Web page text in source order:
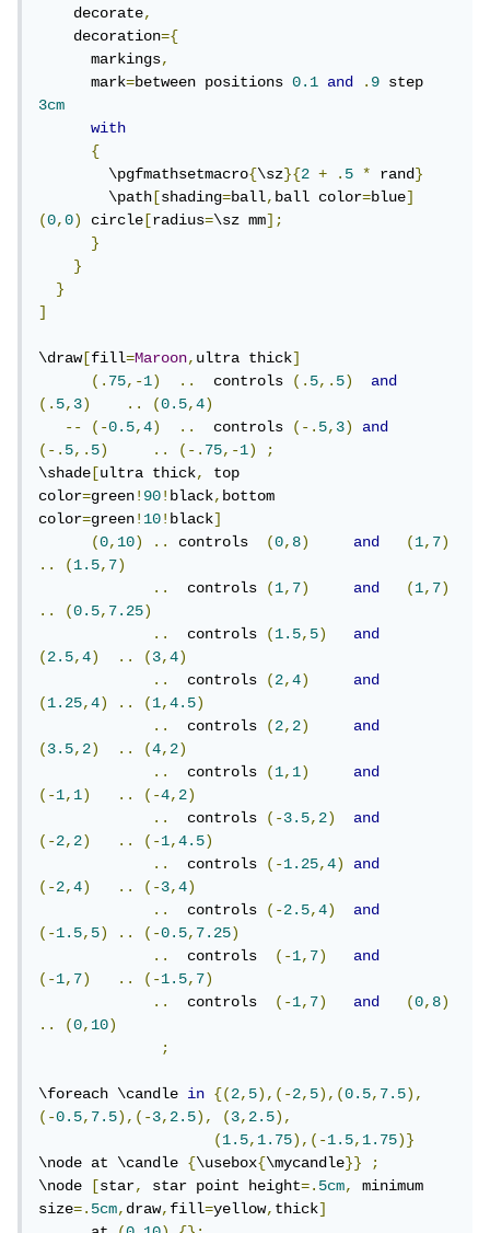
    decorate
,
    decoration
={
      markings
,
      mark
=between positions 0.1 and .9
3cm
with
{
        \pgfmathsetmacro
{\sz}{2 + .5 * rand}
        \path
[shading=ball,ball color=blue]
(0,0) circle [radius=\sz mm];
}
}
}
]
\draw[fill=Maroon,ultra thick]
(.75,-1) ..
  controls
(.5,.5)
and
(.5,3) .. (0.5,4)
--
(-0.5,4) ..
  controls
(-.5,3)
and
(-.5,.5) .. (-.75,-1)
;
\shade [ultra thick,
top
color=green!90!black,bottom
color=green!10!black]
(0,10) .. controls (0,8) and (1,7)
..
(1.5,7)
..
  controls
(1,7) and (1,7)
..
(0.5,7.25)
..
  controls
(1.5,5)
and
(2.5,4) .. (3,4)
..
  controls
(2,4)
and
(1.25,4) .. (1,4.5)
..
  controls
(2,2)
and
(3.5,2) .. (4,2)
..
  controls
(1,1)
and
(-1,1) .. (-4,2)
..
  controls
(-3.5,2)
and
(-2,2) .. (-1,4.5)
..
  controls
(-1.25,4)
and
(-2,4) .. (-3,4)
..
  controls
(-2.5,4)
and
(-1.5,5) .. (-0.5,7.25)
..
  controls
(-1,7)
and
(-1,7) .. (-1.5,7)
..
  controls
(-1,7) and (0,8)
..
(0,10)
;
\foreach \candle in {(2,5),(-2,5),(0.5,7.5),
(-0.5,7.5),(-3,2.5), (3,2.5),
(1.5,1.75),(-1.5,1.75)}
\node at \candle {\usebox{\mycandle}}
;
\node [star, star point height=.5cm,
minimum
size=.5cm,draw,fill=yellow,thick]